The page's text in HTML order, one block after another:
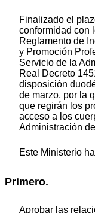
Finalizado el
conformidad con
Reglamento de
y Promoción
Servicio de la
Real Decreto
disposición
de marzo, por la
que regirán los
acceso a los
Administración
Este Ministerio
Primero.
Aprobar las